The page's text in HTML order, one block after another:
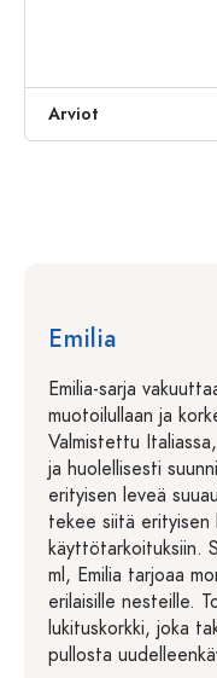
Arviot
Emilia
Emilia-sarja
muotoilullaan ja
Valmistettu
ja huolellisesti
erityisen leveä
tekee siitä erityisen
käyttötarkoituksiin.
ml, Emilia tarjoaa
erilaisille nesteille.
lukituskorkki, joka
pullosta